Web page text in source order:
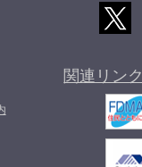
関連リンク